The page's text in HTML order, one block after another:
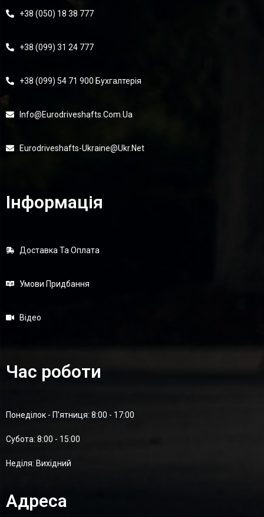
+38 (050) 18 38 777
+38 (099) 31 24 777
+38 (099) 54 71 900 Бухгалтерія
Info@eurodriveshafts.com.ua
Eurodriveshafts-Ukraine@ukr.net
Інформація
Доставка Та Оплата
Умови Придбання
Відео
Час роботи
Понеділок - П'ятниця: 8:00 - 17:00
Суботa: 8:00 - 15:00
Неділя: Вихідний
Адреса